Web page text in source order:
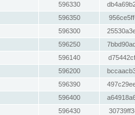
596330
596350
596300
596250
596140
596200
596390
596400
596430